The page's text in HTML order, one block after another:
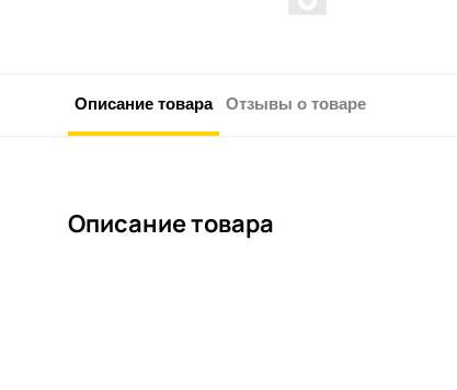
Описание товара Отзывы о товаре
Описание товара